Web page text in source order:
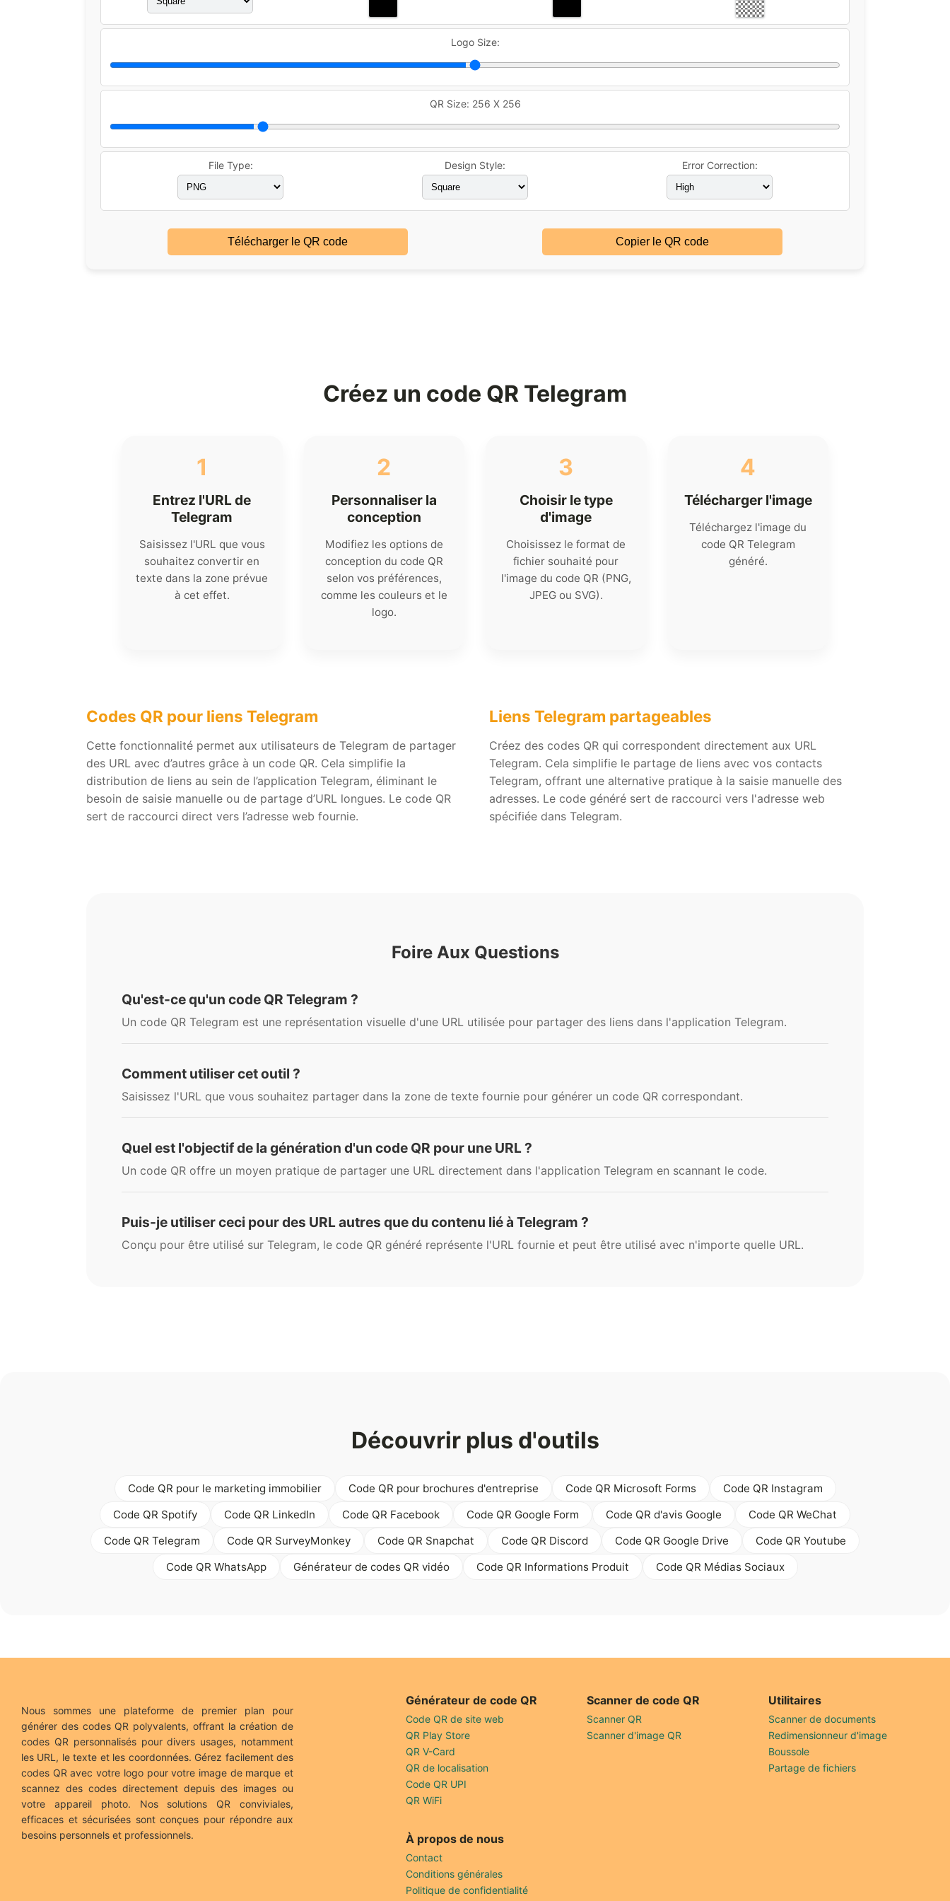
Logo Size:
QR Size: 256 X 256
File Type: Design Style: Error Correction:
Télécharger le QR code Copier le QR code
Créez un code QR Telegram
1
Entrez l'URL de
Telegram
Saisissez l'URL que vous
souhaitez convertir en
texte dans la zone prévue
à cet effet.
2
Personnaliser la
conception
Modifiez les options de
conception du code QR
selon vos préférences,
comme les couleurs et le
logo.
3
Choisir le type
d'image
Choisissez le format de
fichier souhaité pour
l'image du code QR (PNG,
JPEG ou SVG).
4
Télécharger l'image
Téléchargez l'image du
code QR Telegram
généré.
Codes QR pour liens Telegram
Cette fonctionnalité permet aux utilisateurs de Telegram de partager
des URL avec d’autres grâce à un code QR. Cela simplifie la
distribution de liens au sein de l’application Telegram, éliminant le
besoin de saisie manuelle ou de partage d’URL longues. Le code QR
sert de raccourci direct vers l’adresse web fournie.
Liens Telegram partageables
Créez des codes QR qui correspondent directement aux URL
Telegram. Cela simplifie le partage de liens avec vos contacts
Telegram, offrant une alternative pratique à la saisie manuelle des
adresses. Le code généré sert de raccourci vers l'adresse web
spécifiée dans Telegram.
Foire Aux Questions
Qu'est-ce qu'un code QR Telegram ?
Un code QR Telegram est une représentation visuelle d'une URL utilisée pour partager des liens dans l'application Telegram.
Comment utiliser cet outil ?
Saisissez l'URL que vous souhaitez partager dans la zone de texte fournie pour générer un code QR correspondant.
Quel est l'objectif de la génération d'un code QR pour une URL ?
Un code QR offre un moyen pratique de partager une URL directement dans l'application Telegram en scannant le code.
Puis-je utiliser ceci pour des URL autres que du contenu lié à Telegram ?
Conçu pour être utilisé sur Telegram, le code QR généré représente l'URL fournie et peut être utilisé avec n'importe quelle URL.
Découvrir plus d'outils
Code QR pour le marketing immobilier Code QR pour brochures d'entreprise Code QR Microsoft Forms
Code QR Instagram
Code QR Spotify
Code QR LinkedIn Code QR Facebook Code QR Google Form Code QR d'avis Google
Code QR WeChat
Code QR Telegram
Code QR SurveyMonkey Code QR Snapchat Code QR Discord Code QR Google Drive
Code QR Youtube
Code QR WhatsApp
Générateur de codes QR vidéo Code QR Informations Produit Code QR Médias Sociaux
Nous sommes une plateforme de premier plan pour
générer des codes QR polyvalents, offrant la création de
codes QR personnalisés pour divers usages, notamment
les URL, le texte et les coordonnées. Gérez facilement des
codes QR avec votre logo pour votre image de marque et
scannez des codes directement depuis des images ou
votre appareil photo. Nos solutions QR conviviales,
efficaces et sécurisées sont conçues pour répondre aux
besoins personnels et professionnels.
Générateur de code QR
Code QR de site web
QR Play Store
QR V-Card
QR de localisation
Code QR UPI
QR WiFi
Scanner de code QR
Scanner QR
Scanner d'image QR
Utilitaires
Scanner de documents
Redimensionneur d'image
Boussole
Partage de fichiers
À propos de nous
Contact
Conditions générales
Politique de confidentialité